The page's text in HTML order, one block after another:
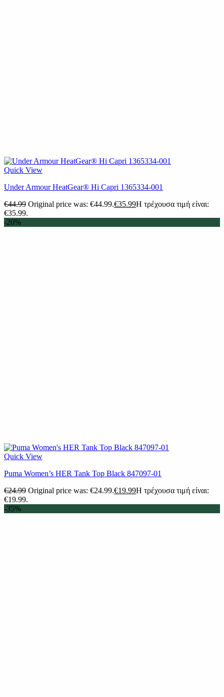
Quick View
Under Armour HeatGear® Hi Capri 1365334-001
€44.99 Original price was: €44.99.€35.99Η τρέχουσα τιμή είναι:
€35.99.
-20%
Quick View
Puma Women’s HER Tank Top Black 847097-01
€24.99 Original price was: €24.99.€19.99Η τρέχουσα τιμή είναι:
€19.99.
-35%